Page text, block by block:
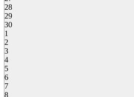
28
29
30
1
2
3
4
5
6
7
8